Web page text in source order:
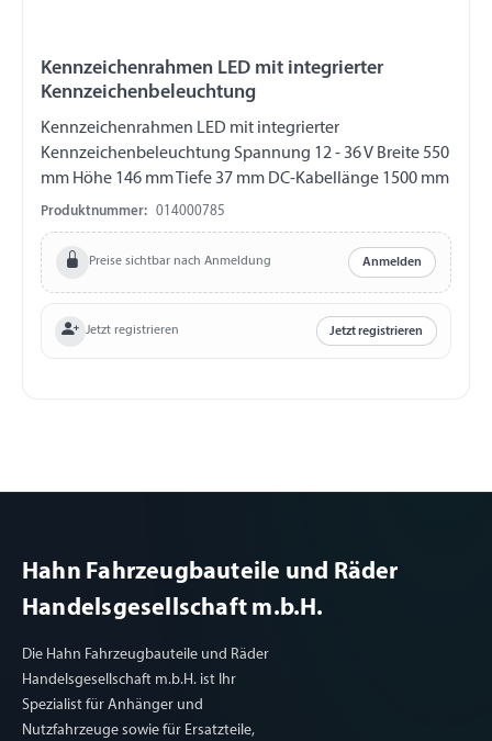
Kennzeichenrahmen LED mit integrierter
Kennzeichenbeleuchtung
Kennzeichenrahmen LED mit integrierter
Kennzeichenbeleuchtung Spannung 12 - 36 V Breite 550
mm Höhe 146 mm Tiefe 37 mm DC-Kabellänge 1500 mm
Produktnummer: 014000785
Preise sichtbar nach Anmeldung Anmelden
Jetzt registrieren Jetzt registrieren
Hahn Fahrzeugbauteile und Räder
Handelsgesellschaft m.b.H.
Die Hahn Fahrzeugbauteile und Räder
Handelsgesellschaft m.b.H. ist Ihr
Spezialist für Anhänger und
Nutzfahrzeuge sowie für Ersatzteile,